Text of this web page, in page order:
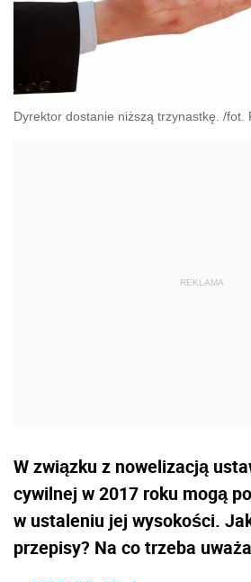
Dyrektor dostanie niższą trzynastkę. /fot.
W związku z nowelizacją
cywilnej w 2017 roku mogą
w ustaleniu jej wysokości.
przepisy? Na co trzeba